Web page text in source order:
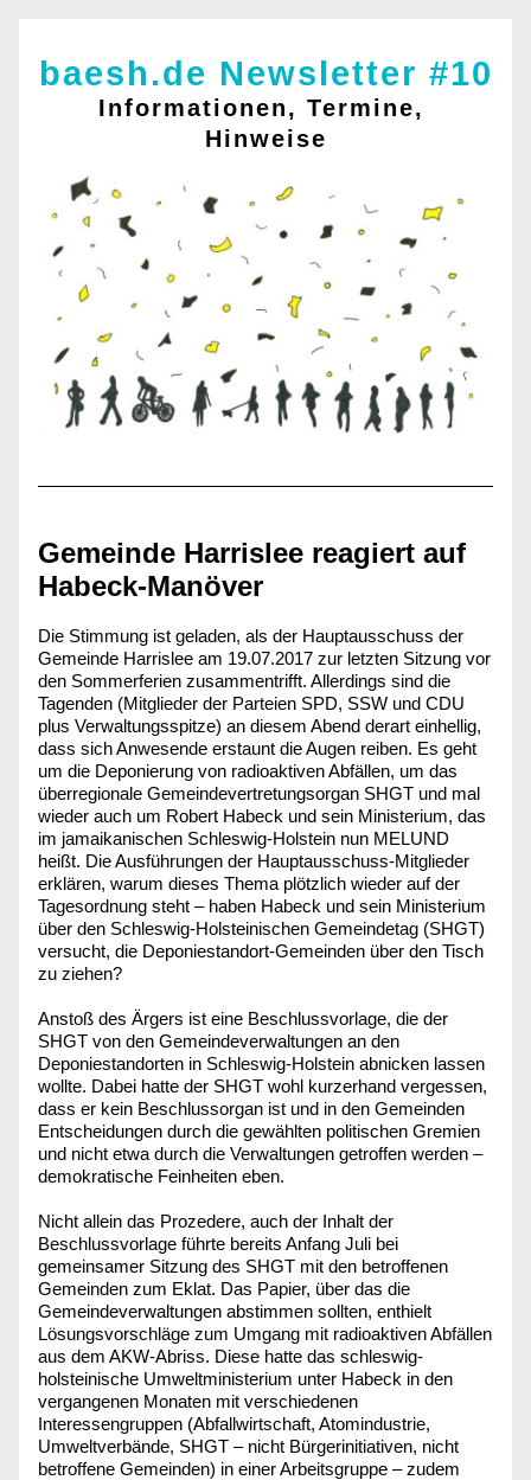
baesh.de Newsletter #10
Informationen, Termine,
Hinweise
Gemeinde Harrislee reagiert auf
Habeck-Manöver
Die Stimmung ist geladen, als der Hauptausschuss der
Gemeinde Harrislee am 19.07.2017 zur letzten Sitzung vor
den Sommerferien zusammentrifft. Allerdings sind die
Tagenden (Mitglieder der Parteien SPD, SSW und CDU
plus Verwaltungsspitze) an diesem Abend derart einhellig,
dass sich Anwesende erstaunt die Augen reiben. Es geht
um die Deponierung von radioaktiven Abfällen, um das
überregionale Gemeindevertretungsorgan SHGT und mal
wieder auch um Robert Habeck und sein Ministerium, das
im jamaikanischen Schleswig-Holstein nun MELUND
heißt. Die Ausführungen der Hauptausschuss-Mitglieder
erklären, warum dieses Thema plötzlich wieder auf der
Tagesordnung steht – haben Habeck und sein Ministerium
über den Schleswig-Holsteinischen Gemeindetag (SHGT)
versucht, die Deponiestandort-Gemeinden über den Tisch
zu ziehen?
Anstoß des Ärgers ist eine Beschlussvorlage, die der
SHGT von den Gemeindeverwaltungen an den
Deponiestandorten in Schleswig-Holstein abnicken lassen
wollte. Dabei hatte der SHGT wohl kurzerhand vergessen,
dass er kein Beschlussorgan ist und in den Gemeinden
Entscheidungen durch die gewählten politischen Gremien
und nicht etwa durch die Verwaltungen getroffen werden –
demokratische Feinheiten eben.
Nicht allein das Prozedere, auch der Inhalt der
Beschlussvorlage führte bereits Anfang Juli bei
gemeinsamer Sitzung des SHGT mit den betroffenen
Gemeinden zum Eklat. Das Papier, über das die
Gemeindeverwaltungen abstimmen sollten, enthielt
Lösungsvorschläge zum Umgang mit radioaktiven Abfällen
aus dem AKW-Abriss. Diese hatte das schleswig-
holsteinische Umweltministerium unter Habeck in den
vergangenen Monaten mit verschiedenen
Interessengruppen (Abfallwirtschaft, Atomindustrie,
Umweltverbände, SHGT – nicht Bürgerinitiativen, nicht
betroffene Gemeinden) in einer Arbeitsgruppe – zudem